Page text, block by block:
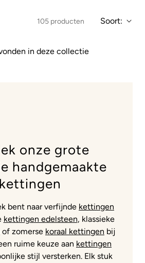
105 producten Soort:
in deze collectie
onze grote
handgemaakte
kettingen
bent naar verfijnde kettingen
kettingen edelsteen, klassieke
of zomerse koraal kettingen bij
ruime keuze aan kettingen
stijl versterken. Elk stuk